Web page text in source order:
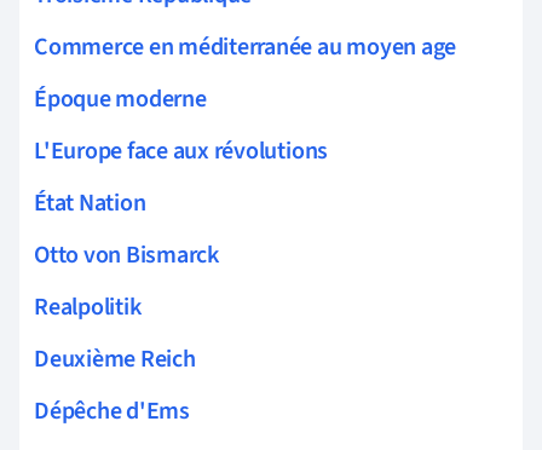
Commerce en méditerranée au moyen age
Époque moderne
L'Europe face aux révolutions
État Nation
Otto von Bismarck
Realpolitik
Deuxième Reich
Dépêche d'Ems